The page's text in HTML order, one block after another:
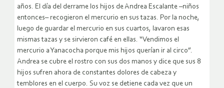
años. El día del derrame los hijos de Andrea Escalante –niños
entonces– recogieron el mercurio en sus tazas. Por la noche,
luego de guardar el mercurio en sus cuartos, lavaron esas
mismas tazas y se sirvieron café en ellas. “Vendimos el
mercurio a Yanacocha porque mis hijos querían ir al circo”.
Andrea se cubre el rostro con sus dos manos y dice que sus 8
hijos sufren ahora de constantes dolores de cabeza y
temblores en el cuerpo. Su voz se detiene cada vez que un